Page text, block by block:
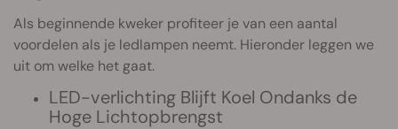
Als beginnende kweker profiteer je van een aantal
voordelen als je ledlampen neemt. Hieronder leggen we
uit om welke het gaat.
LED-verlichting Blijft Koel Ondanks de
Hoge Lichtopbrengst